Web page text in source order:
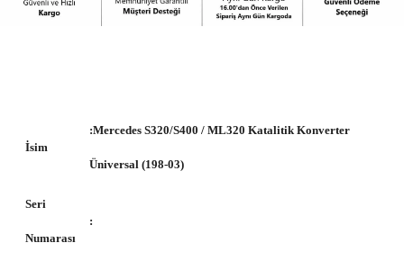
İsim
:Mercedes S320/S400 / ML320 Katalitik Konverter
Üniversal (198-03)
Seri
Numarası
: